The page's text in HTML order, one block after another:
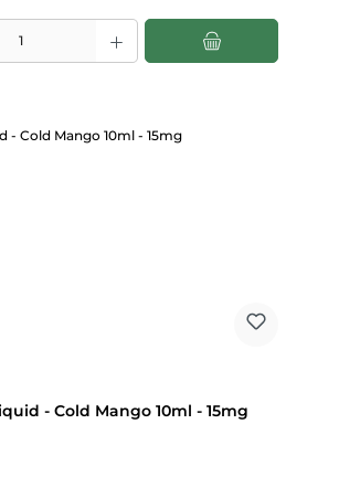
Gib den gewünschten Wert ein oder benutze die
- Cold Mango 10ml - 15mg